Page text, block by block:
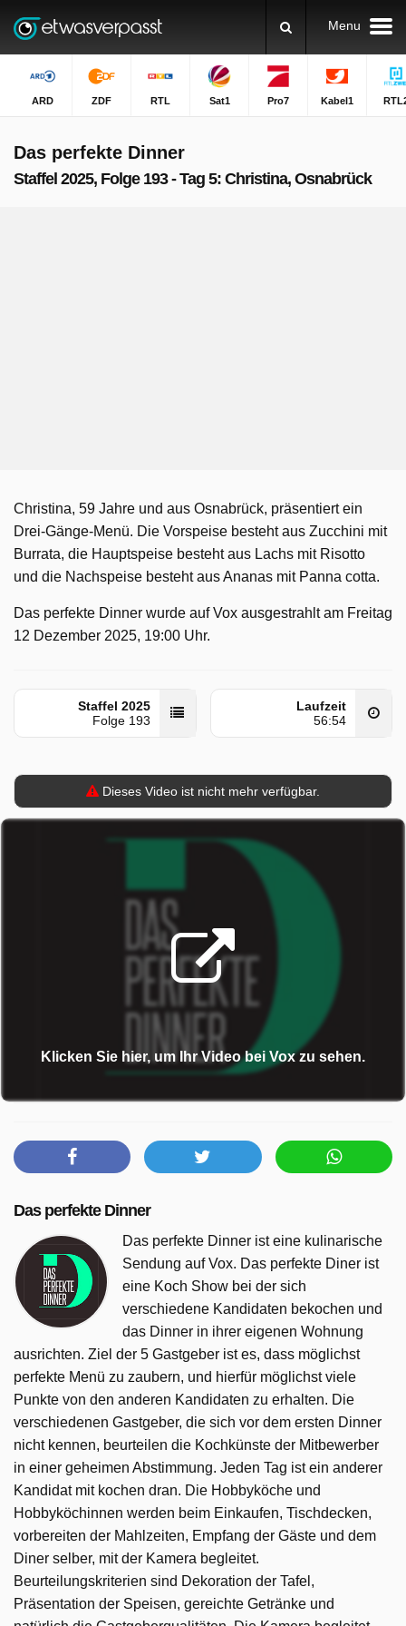
Menu
ARD ZDF RTL Sat1 Pro7 Kabel1
Das perfekte Dinner
Staffel 2025, Folge 193 - Tag 5: Christina, Osnabrück
Christina, 59 Jahre und aus Osnabrück, präsentiert ein
Drei-Gänge-Menü. Die Vorspeise besteht aus Zucchini mit
Burrata, die Hauptspeise besteht aus Lachs mit Risotto
und die Nachspeise besteht aus Ananas mit Panna cotta.
Das perfekte Dinner wurde auf Vox ausgestrahlt am Freitag
12 Dezember 2025, 19:00 Uhr.
Staffel 2025
Folge 193
Laufzeit
56:54
Dieses Video ist nicht mehr verfügbar.
Klicken Sie hier, um Ihr Video bei Vox zu sehen.
Das perfekte Dinner
Das perfekte Dinner ist eine kulinarische
Sendung auf Vox. Das perfekte Diner ist
eine Koch Show bei der sich
verschiedene Kandidaten bekochen und
das Dinner in ihrer eigenen Wohnung
ausrichten. Ziel der 5 Gastgeber ist es, dass möglichst
perfekte Menü zu zaubern, und hierfür möglichst viele
Punkte von den anderen Kandidaten zu erhalten. Die
verschiedenen Gastgeber, die sich vor dem ersten Dinner
nicht kennen, beurteilen die Kochkünste der Mitbewerber
in einer geheimen Abstimmung. Jeden Tag ist ein anderer
Kandidat mit kochen dran. Die Hobbyköche und
Hobbyköchinnen werden beim Einkaufen, Tischdecken,
vorbereiten der Mahlzeiten, Empfang der Gäste und dem
Diner selber, mit der Kamera begleitet.
Beurteilungskriterien sind Dekoration der Tafel,
Präsentation der Speisen, gereichte Getränke und